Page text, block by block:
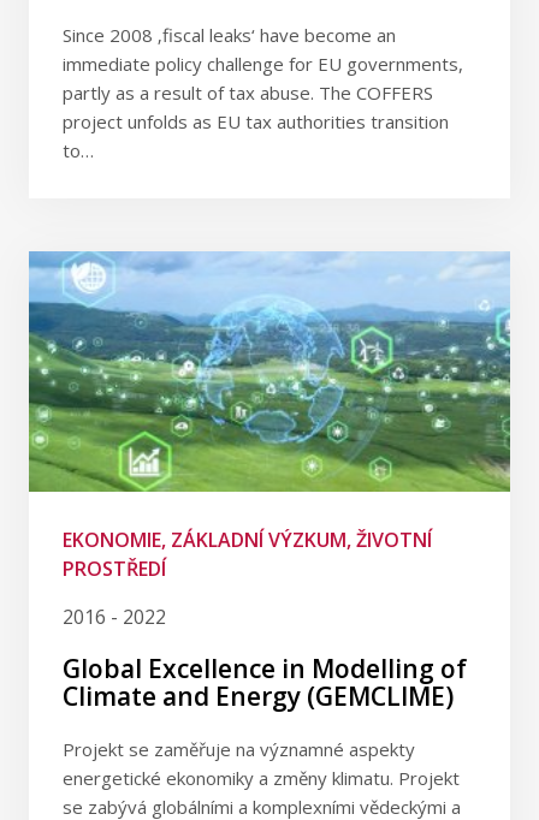
Since 2008 ‚fiscal leaks‘ have become an
immediate policy challenge for EU governments,
partly as a result of tax abuse. The COFFERS
project unfolds as EU tax authorities transition
to…
EKONOMIE, ZÁKLADNÍ VÝZKUM, ŽIVOTNÍ
PROSTŘEDÍ
2016 - 2022
Global Excellence in Modelling of
Climate and Energy (GEMCLIME)
Projekt se zaměřuje na významné aspekty
energetické ekonomiky a změny klimatu. Projekt
se zabývá globálními a komplexními vědeckými a